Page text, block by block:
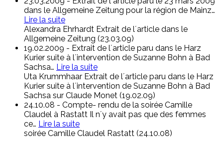
dans le Allgemeine Zeitung pour la région de Mainz…
Lire la suite
Alexandra Ehrhardt Extrait de l´article dans le
Allgemeine Zeitung (23.03.09)
19.02.2009 - Extrait de l´article paru dans le Harz
Kurier suite à l´intervention de Suzanne Bohn à Bad
Sachsa… Lire la suite
Uta Krummhaar Extrait de l´article paru dans le Harz
Kurier suite à l´intervention de Suzanne Bohn à Bad
Sachsa sur Claude Monet (19.02.09)
24.10.08 - Compte- rendu de la soirée Camille
Claudel à Rastatt Il n´y avait pas que des femmes
ce… Lire la suite
soirée Camille Claudel Rastatt (24.10.08)